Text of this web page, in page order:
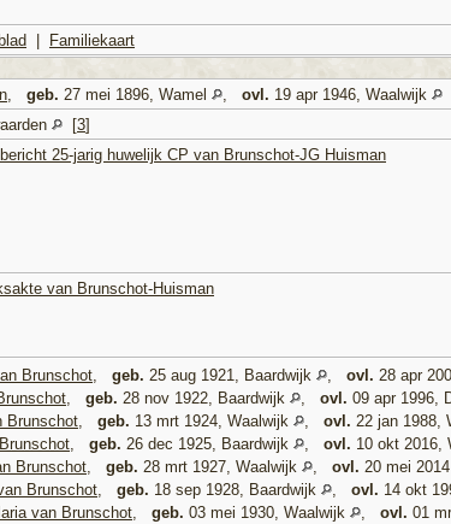
Familiekaart
, geb. 27 mei 1896, Wamel , ovl. 19 apr 1946, Waalwijk
[3]
25-jarig huwelijk CP van Brunschot-JG Huisman
van Brunschot-Huisman
Brunschot, geb. 25 aug 1921, Baardwijk , ovl. 28 apr
, geb. 28 nov 1922, Baardwijk , ovl. 09 apr 1996,
Brunschot, geb. 13 mrt 1924, Waalwijk , ovl. 22 jan 1988,
, geb. 26 dec 1925, Baardwijk , ovl. 10 okt 2016,
Brunschot, geb. 28 mrt 1927, Waalwijk , ovl. 20 mei
Brunschot, geb. 18 sep 1928, Baardwijk , ovl. 14 okt
van Brunschot, geb. 03 mei 1930, Waalwijk , ovl. 01